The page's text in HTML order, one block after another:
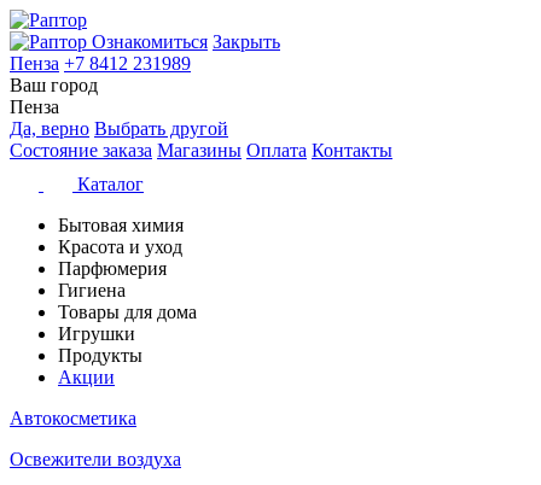
Ознакомиться Закрыть
Пенза +7 8412 231989
Ваш город
Пенза
Да, верно Выбрать другой
Состояние заказа Магазины Оплата Контакты
Каталог
Бытовая химия
Красота и уход
Парфюмерия
Гигиена
Товары для дома
Игрушки
Продукты
Акции
Автокосметика
Освежители воздуха